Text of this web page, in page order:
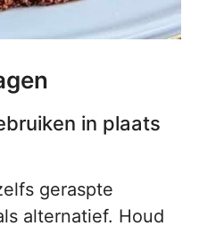
in plaats
geraspte
alternatief. Houd